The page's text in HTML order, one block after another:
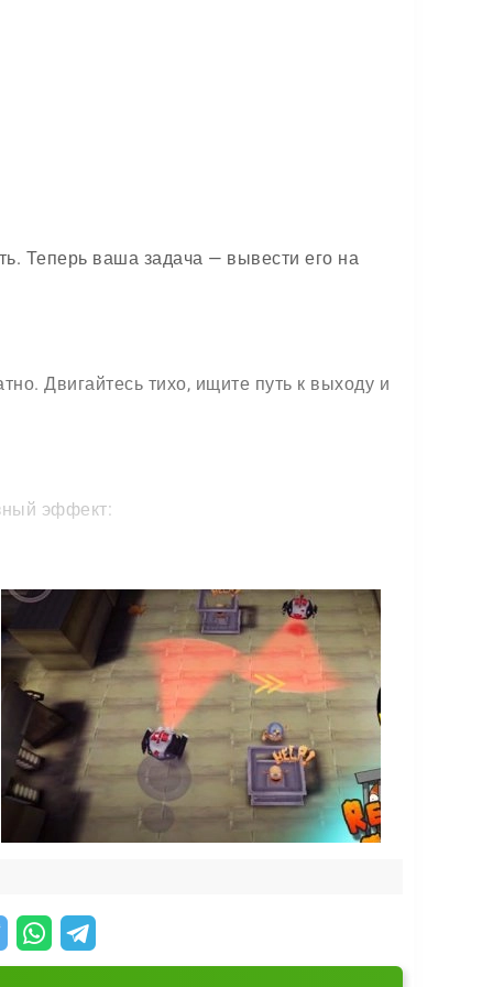
Теперь ваша задача — вывести его на
Двигайтесь тихо, ищите путь к выходу и
эффект:
звезду. А звёзды открывают
охрану, пока не истекло время.